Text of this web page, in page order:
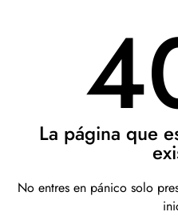
La página que
No entres en pánico solo